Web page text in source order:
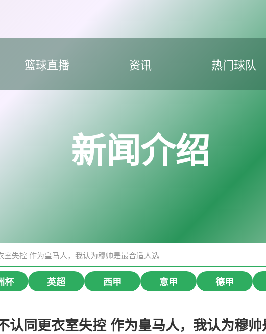
篮球直播 资讯 热门球队
新闻介绍
室失控 作为皇马人，我认为穆帅是最合适人选
杯 英超 西甲 意甲 德甲
认同更衣室失控 作为皇马人，我认为穆